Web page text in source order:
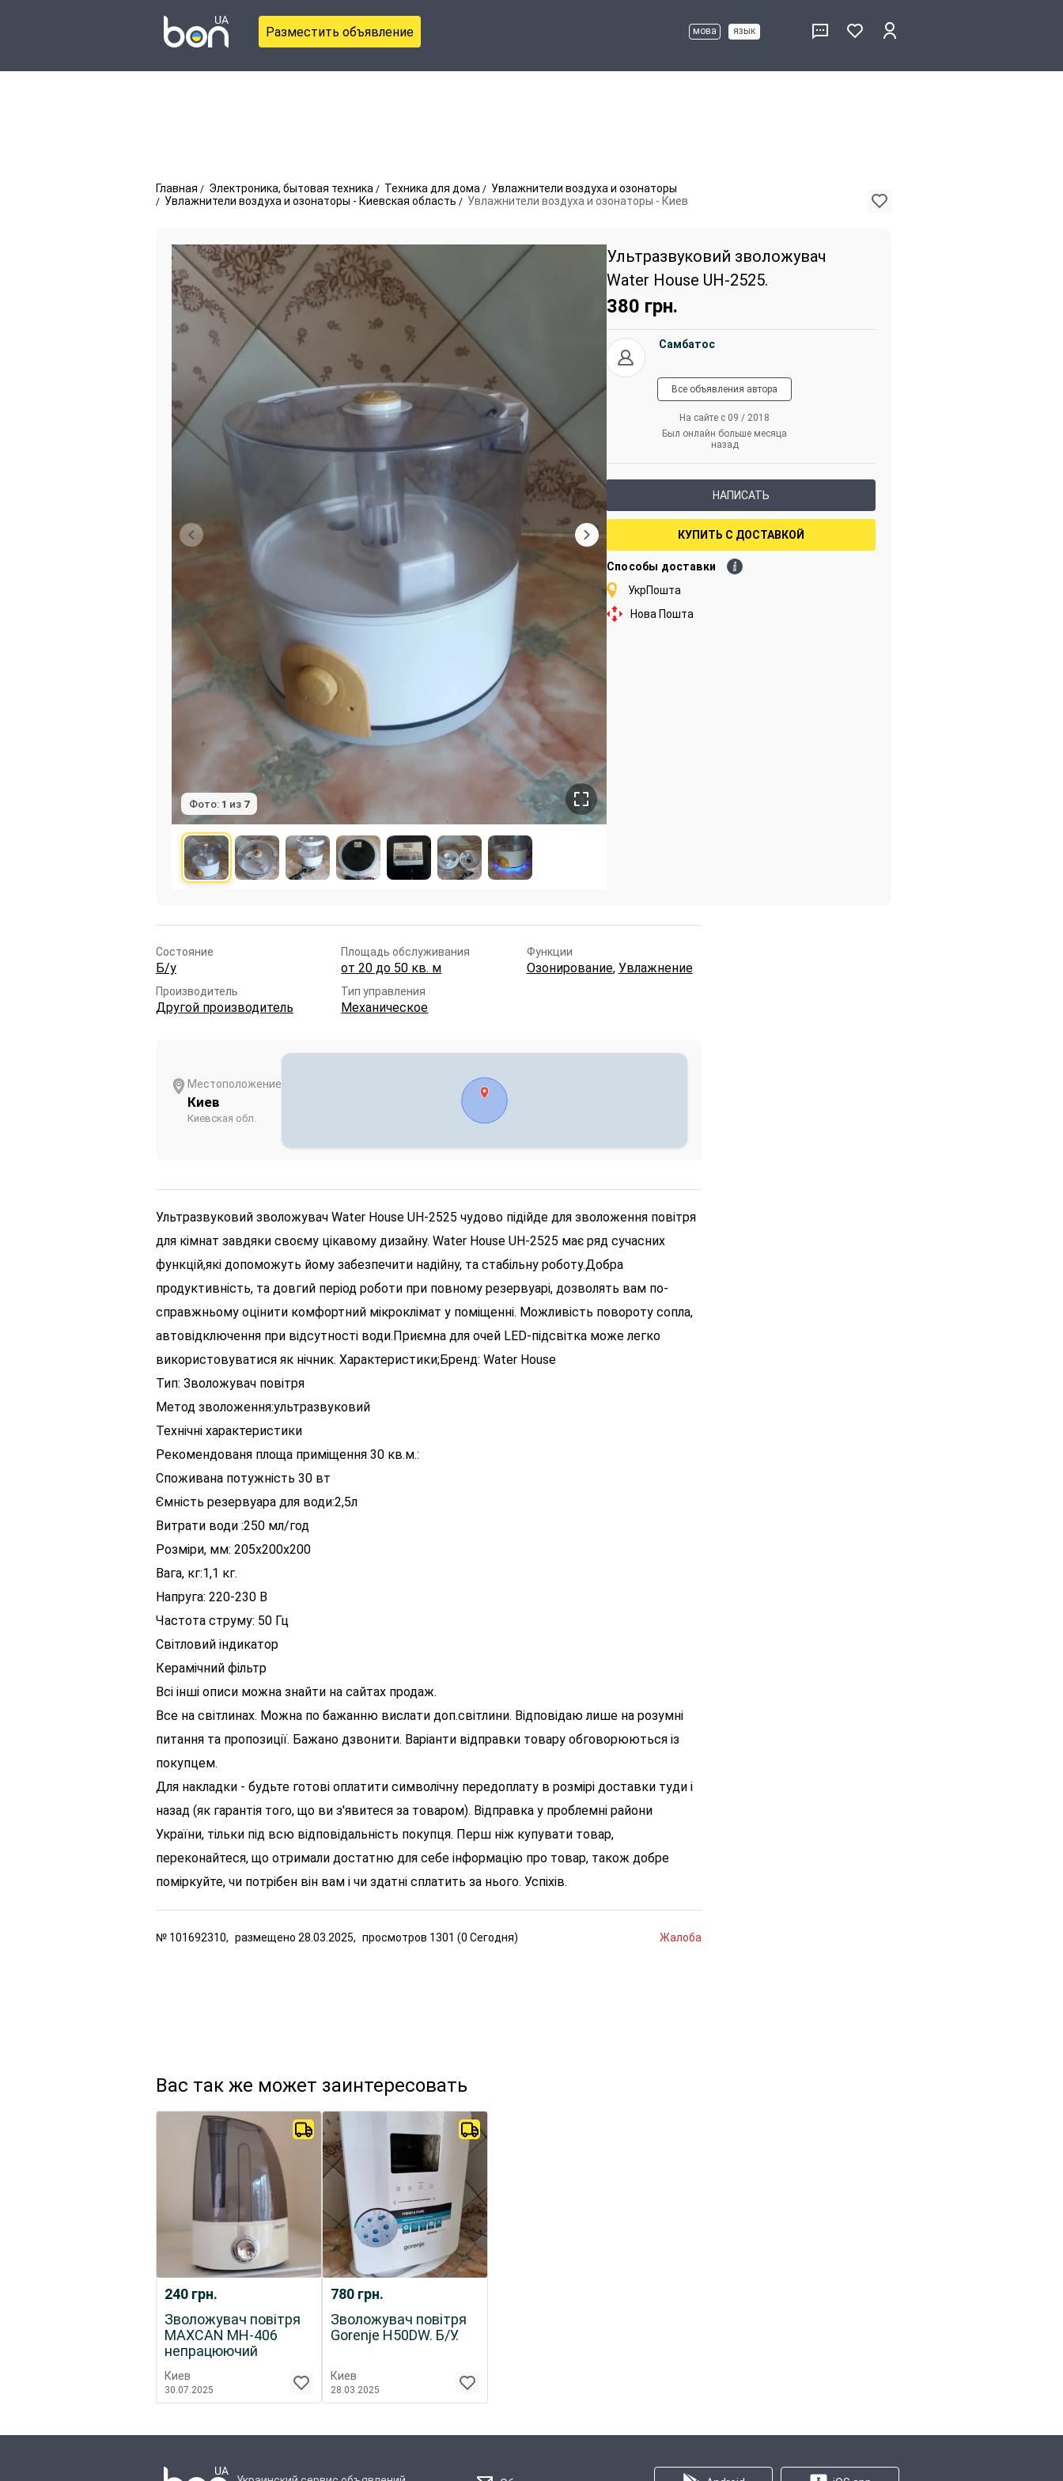
Разместить объявление мова язык
Главная Электроника, бытовая техника Техника для дома
Увлажнители воздуха и озонаторы
Увлажнители воздуха и озонаторы - Киевская область
Увлажнители воздуха и озонаторы - Киев
Фото: 1 из 7
Ультразвуковий зволожувач
Water House UH-2525.
380 грн.
Самбатос
Все объявления автора
На сайте с 09 / 2018
Был онлайн больше месяца
назад
НАПИСАТЬ
КУПИТЬ С ДОСТАВКОЙ
Способы доставки
УкрПошта
Нова Пошта
Состояние
Б/у
Площадь обслуживания
от 20 до 50 кв. м
Функции
Озонирование, Увлажнение
Производитель
Другой производитель
Тип управления
Механическое
Местоположение
Киев
Киевская обл.
Ультразвуковий зволожувач Water House UH-2525 чудово підійде для зволоження повітря
для кімнат завдяки своєму цікавому дизайну. Water House UH-2525 має ряд сучасних
функцій,які допоможуть йому забезпечити надійну, та стабільну роботу.Добра
продуктивність, та довгий період роботи при повному резервуарі, дозволять вам по-
справжньому оцінити комфортний мікроклімат у поміщенні. Можливість повороту сопла,
автовідключення при відсутності води.Приємна для очей LED-підсвітка може легко
використовуватися як нічник. Характеристики;Бренд: Water House
Тип: Зволожувач повітря
Метод зволоження:ультразвуковий
Технічні характеристики
Рекомендованя площа приміщення 30 кв.м.:
Споживана потужність 30 вт
Ємність резервуара для води:2,5л
Витрати води :250 мл/год
Розміри, мм: 205х200х200
Вага, кг:1,1 кг.
Напруга: 220-230 В
Частота струму: 50 Гц
Світловий індикатор
Керамічний фільтр
Всі інші описи можна знайти на сайтах продаж.
Все на світлинах. Можна по бажанню вислати доп.світлини. Відповідаю лише на розумні
питання та пропозиції. Бажано дзвонити. Варіанти відправки товару обговорюються із
покупцем.
Для накладки - будьте готові оплатити символічну передоплату в розмірі доставки туди і
назад (як гарантія того, що ви з'явитеся за товаром). Відправка у проблемні райони
України, тільки під всю відповідальність покупця. Перш ніж купувати товар,
переконайтеся, що отримали достатню для себе інформацію про товар, також добре
поміркуйте, чи потрібен він вам і чи здатні сплатить за нього. Успіхів.
№ 101692310, размещено 28.03.2025, просмотров 1301 (0 Сегодня) Жалоба
Вас так же может заинтересовать
240 грн.
Зволожувач повітря
MAXCAN MH-406
непрацюючий
Киев
30.07.2025
780 грн.
Зволожувач повітря
Gorenje H50DW. Б/У.
Киев
28.03.2025